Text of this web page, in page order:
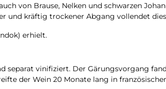
von Brause, Nelken und schwarzen
und kräftig trockener Abgang vollendet
erhielt.
separat vinifiziert. Der Gärungsvorgang
der Wein 20 Monate lang in